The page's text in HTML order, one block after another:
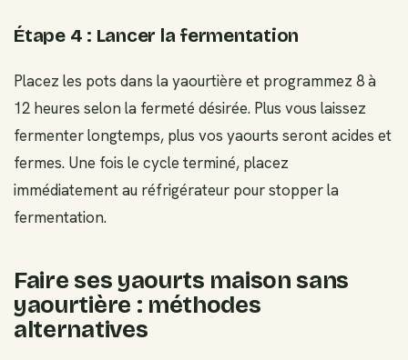
Étape 4 : Lancer la fermentation
Placez les pots dans la yaourtière et programmez 8 à
12 heures selon la fermeté désirée. Plus vous laissez
fermenter longtemps, plus vos yaourts seront acides et
fermes. Une fois le cycle terminé, placez
immédiatement au réfrigérateur pour stopper la
fermentation.
Faire ses yaourts maison sans
yaourtière : méthodes
alternatives